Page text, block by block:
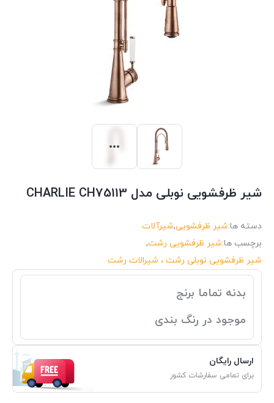
شیر ظرفشویی نوبلی مدل CHARLIE CH75113
دسته ها:شیر ظرفشویی,شیرآلات
برچسب ها:شیر ظرفشویی رشت,
شیر ظرفشویی نوبلی رشت ، شیرالات رشت
بدنه تماما برنج
موجود در رنگ بندی
ارسال رایگان
برای تمامی سفارشات کشور